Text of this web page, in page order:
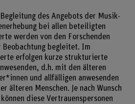
des Angebots der Musik-
bei allen beteiligten
werden von den Forschenden
begleitet. Im
erfolgen kurze strukturierte
d.h. mit den älteren
und allfälligen anwesenden
älteren Menschen. Je nach Wunsch
diese Vertrauenspersonen